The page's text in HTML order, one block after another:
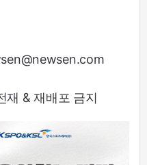
& 재배포 금지